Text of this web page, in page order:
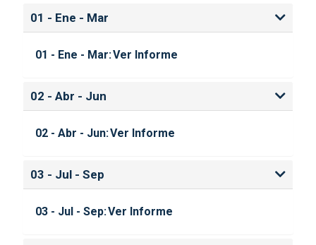
01 - Ene - Mar
01 - Ene - Mar:Ver Informe
02 - Abr - Jun
02 - Abr - Jun:Ver Informe
03 - Jul - Sep
03 - Jul - Sep:Ver Informe